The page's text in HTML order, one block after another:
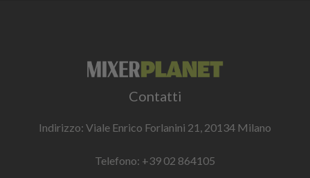
Contatti
Indirizzo: Viale Enrico Forlanini 21, 20134 Milano
Telefono: +39 02 864105